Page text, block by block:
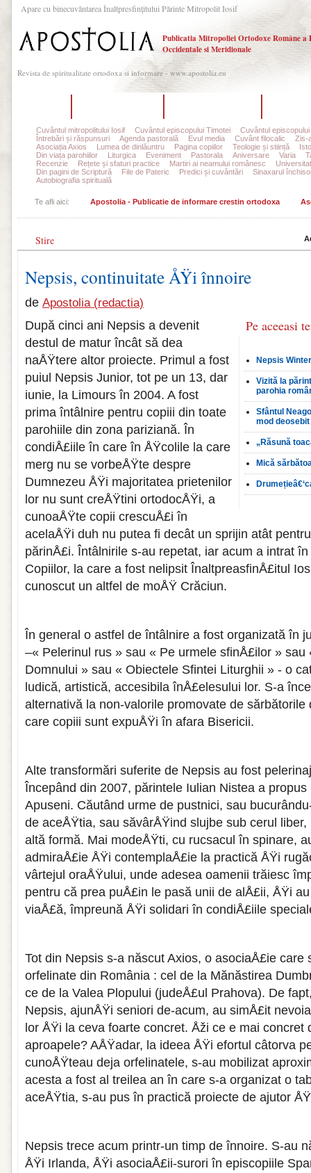
Apare cu binecuvântarea Înaltpresfinţitului Părinte Mitropolit Iosif
Publicatia Mitropoliei Ortodoxe Române a
Occidentale si Meridionale
Revista de spiritualitate ortodoxa si informare - www.apostolia.eu
Cuvântul mitropolitului Iosif Cuvântul episcopului Timotei
Cuvântul episcopului
Întrebări și răspunsuri
Agenda pastorală Evul media Cuvânt filocalic
Zis-
Asociația Axios
Lumea de dinlăuntru Pagina copiilor Teologie și stiință
Din viața parohiilor
Liturgica Eveniment Pastorala Aniversare Varia
Recenzie
Rețete și sfaturi practice Martiri ai neamului românesc
Din pagini de Scriptură
File de Pateric Predici și cuvântări
Sinaxarul
Autobiografia spirituală
Te afli aici: Apostolia - Publicatie de informare crestin ortodoxa
Stire
Nepsis, continuitate ÅŸi înnoire
de Apostolia (redactia)
Pe aceeasi
Nepsis
Vizită la
parohia
Sfântul
mod
„Răsună
Mică
După cinci ani Nepsis a devenit
destul de matur încât să dea
naÅŸtere altor proiecte. Primul a fost
puiul Nepsis Junior, tot pe un 13, dar
iunie, la Limours în 2004. A fost
prima întâlnire pentru copiii din toate
parohiile din zona pariziană. În
condiÅ£iile în care în ÅŸcolile la care
merg nu se vorbeÅŸte despre
Dumnezeu ÅŸi majoritatea prietenilor
lor nu sunt creÅŸtini ortodocÅŸi, a
cunoaÅŸte copii crescuÅ£i în
acelaÅŸi duh nu putea fi decât un sprijin atât
părinÅ£i. Întâlnirile s-au repetat, iar acum a intrat
Copiilor, la care a fost nelipsit ÎnaltpreasfinÅ£itul
cunoscut un altfel de moÅŸ Crăciun.
În general o astfel de întâlnire a fost organizată în
–« Pelerinul rus » sau « Pe urmele sfinÅ£ilor »
Domnului » sau « Obiectele Sfintei Liturghii » - o
ludică, artistică, accesibila înÅ£elesului lor. S-a
alternativă la non-valorile promovate de sărbătorile
care copiii sunt expuÅŸi în afara Bisericii.
Alte transformări suferite de Nepsis au fost
Începând din 2007, părintele Iulian Nistea a
Apuseni. Căutând urme de pustnici, sau
de aceÅŸtia, sau săvârÅŸind slujbe sub cerul
altă formă. Mai modeÅŸti, cu rucsacul în spinare,
admiraÅ£ie ÅŸi contemplaÅ£ie la practică ÅŸi
vârtejul oraÅŸului, unde adesea oamenii trăiesc
pentru că prea puÅ£in le pasă unii de alÅ£ii, ÅŸi
viaÅ£ă, împreună ÅŸi solidari în condiÅ£iile
Tot din Nepsis s-a născut Axios, o asociaÅ£ie care
orfelinate din România : cel de la Mănăstirea
ce de la Valea Plopului (judeÅ£ul Prahova). De
Nepsis, ajunÅŸi seniori de-acum, au simÅ£it
lor ÅŸi la ceva foarte concret. Åži ce e mai concret
aproapele? AÅŸadar, la ideea ÅŸi efortul câtorva
cunoÅŸteau deja orfelinatele, s-au mobilizat
acesta a fost al treilea an în care s-a organizat o
aceÅŸtia, s-au pus în practică proiecte de ajutor
Nepsis trece acum printr-un timp de înnoire. S-au
ÅŸi Irlanda, ÅŸi asociaÅ£ii-surori în episcopiile